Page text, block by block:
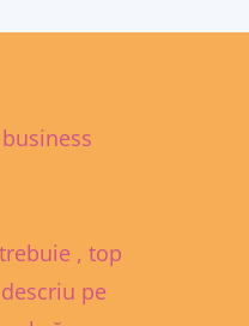
, top
pe